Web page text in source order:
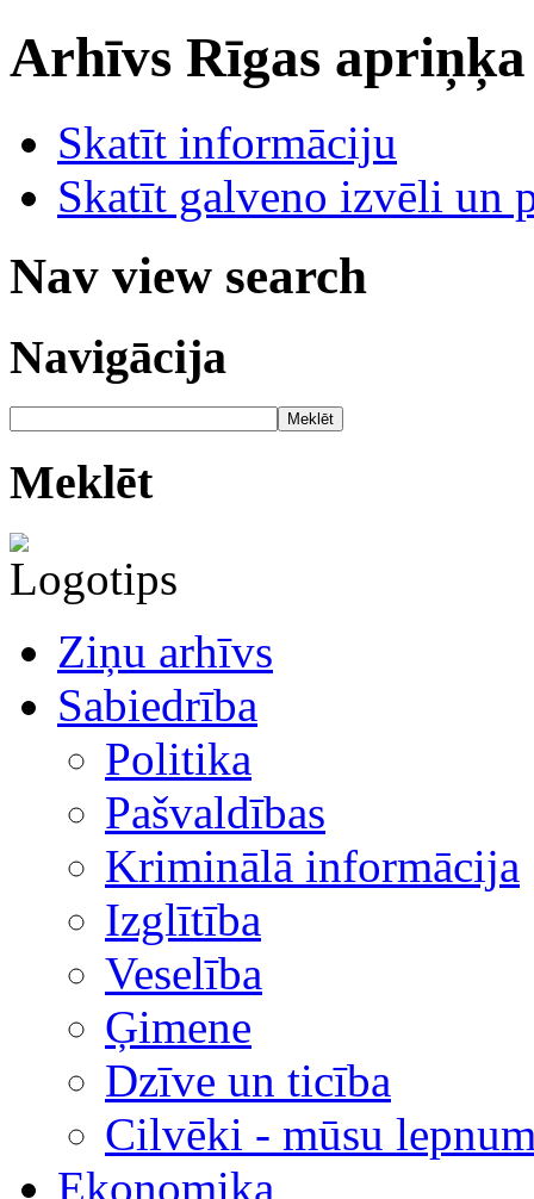
Arhīvs Rīgas
Skatīt informāciju
Skatīt galveno izvēli un
Nav view search
Navigācija
Meklēt
Meklēt
Ziņu arhīvs
Sabiedrība
Politika
Pašvaldības
Kriminālā informācija
Izglītība
Veselība
Ģimene
Dzīve un ticība
Cilvēki - mūsu
Ekonomika